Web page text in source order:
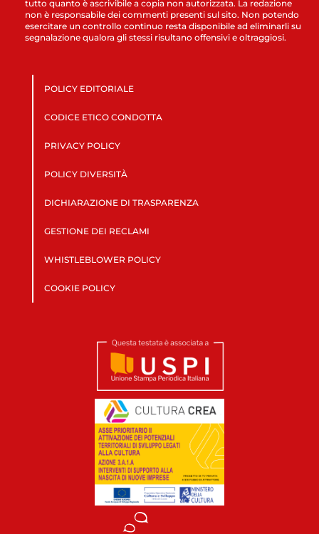
tutto quanto è ascrivibile a copia non autorizzata. La redazione
non è responsabile dei commenti presenti sul sito. Non potendo
esercitare un controllo continuo resta disponibile ad eliminarli su
segnalazione qualora gli stessi risultano offensivi e oltraggiosi.
POLICY EDITORIALE
CODICE ETICO CONDOTTA
PRIVACY POLICY
POLICY DIVERSITÀ
DICHIARAZIONE DI TRASPARENZA
GESTIONE DEI RECLAMI
WHISTLEBLOWER POLICY
COOKIE POLICY